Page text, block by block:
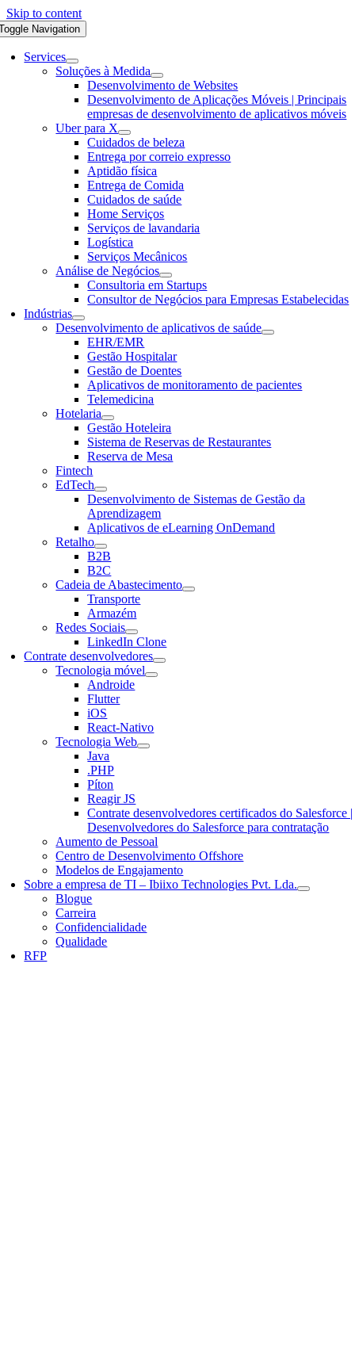
Skip to content
Navigation
Services
Soluções à Medida
Desenvolvimento de Websites
Desenvolvimento de Aplicações Móveis | Principais
empresas de desenvolvimento de aplicativos móveis
Uber para X
Cuidados de beleza
Entrega por correio expresso
Aptidão física
Entrega de Comida
Cuidados de saúde
Home Serviços
Serviços de lavandaria
Logística
Serviços Mecânicos
Análise de Negócios
Consultoria em Startups
Consultor de Negócios para Empresas Estabelecidas
Indústrias
Desenvolvimento de aplicativos de saúde
EHR/EMR
Gestão Hospitalar
Gestão de Doentes
Aplicativos de monitoramento de pacientes
Telemedicina
Hotelaria
Gestão Hoteleira
Sistema de Reservas de Restaurantes
Reserva de Mesa
Fintech
EdTech
Desenvolvimento de Sistemas de Gestão da
Aprendizagem
Aplicativos de eLearning OnDemand
Retalho
B2B
B2C
Cadeia de Abastecimento
Transporte
Armazém
Redes Sociais
LinkedIn Clone
Contrate desenvolvedores
Tecnologia móvel
Androide
Flutter
iOS
React-Nativo
Tecnologia Web
Java
.PHP
Píton
Reagir JS
Contrate desenvolvedores certificados do Salesforce |
Desenvolvedores do Salesforce para contratação
Aumento de Pessoal
Centro de Desenvolvimento Offshore
Modelos de Engajamento
Sobre a empresa de TI – Ibiixo Technologies Pvt. Lda.
Blogue
Carreira
Confidencialidade
Qualidade
RFP